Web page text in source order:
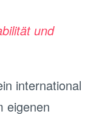
und
international
eigenen